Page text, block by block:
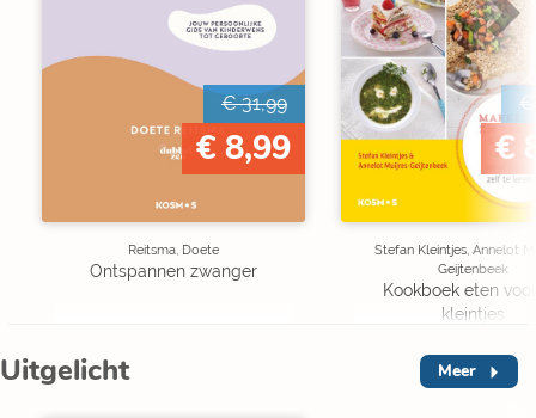
€ 31,99
€ 8,99
Reitsma, Doete
Ontspannen zwanger
€
€
Stefan Kleintjes, Annelot
Geijtenbeek
Kookboek eten
kleintjes
Uitgelicht Meer